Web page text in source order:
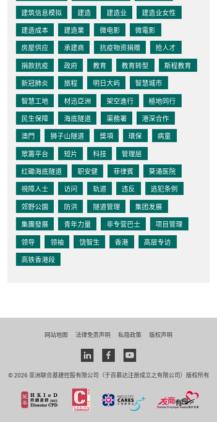
建筑信息模拟
建造 建造业
建造业女性
建造成本
建造業 微电影
微電影
房屋供应
承建商 抗疫物资捐赠
抢人才
捐款抗疫
政府 教育 教育转型
斯程教育
新冠肺炎
旅程 明日大屿
智慧城市
智慧工地
材迅亞洲 架空進行
極地同行
民生保障
海底隧道 渠務署
港深合作
澳門
狮子山隧道 獎項 環保
病童
眾籌平台
短片 科技
管理层
红磡海底隧道
职安健 菲律賓
葵涌医院
視障人士
访问 轨道 违反
逃犯条例
郊野公園
防洪 隧道管理
集团发展
集團發展
青年力量 非专营巴士
项目管理
领导
领袖 饶智生 香港
高层专访
高铁香港段
网站地图 法律免责声明 私隐政策 版权声明
Linkedinfacebookyoutube
© 2026 亚洲联合基建控股有限公司（于百慕达注册成立之有限公司）版权所有